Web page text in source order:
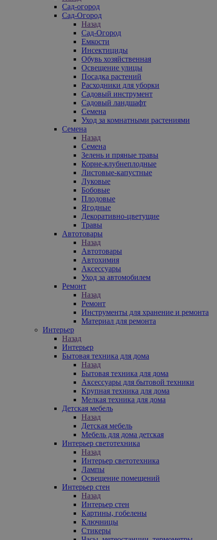
Сад-огород
Сад-Огород
Назад
Сад-Огород
Емкости
Инсектициды
Обувь хозяйственная
Освещение улицы
Посадка растений
Расходники для уборки
Садовый инструмент
Садовый ландшафт
Семена
Уход за комнатными растениями
Семена
Назад
Семена
Зелень и пряные травы
Корне-клубнеплодные
Листовые-капустные
Луковые
Бобовые
Плодовые
Ягодные
Декоративно-цветущие
Травы
Автотовары
Назад
Автотовары
Автохимия
Аксессуары
Уход за автомобилем
Ремонт
Назад
Ремонт
Инструменты для хранение и ремонта
Материал для ремонта
Интерьер
Назад
Интерьер
Бытовая техника для дома
Назад
Бытовая техника для дома
Аксессуары для бытовой техники
Крупная техника для дома
Мелкая техника для дома
Детская мебель
Назад
Детская мебель
Мебель для дома детская
Интерьер светотехника
Назад
Интерьер светотехника
Лампы
Освещение помещений
Интерьер стен
Назад
Интерьер стен
Картины, гобелены
Ключницы
Стикеры